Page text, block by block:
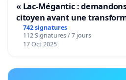
« Lac-Mégantic :
citoyen avant une
de notre territoire »
742 signatures
112 Signatures / 7 jours
17 Oct 2025